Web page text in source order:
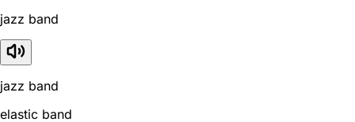
jazz band
jazz band
elastic band